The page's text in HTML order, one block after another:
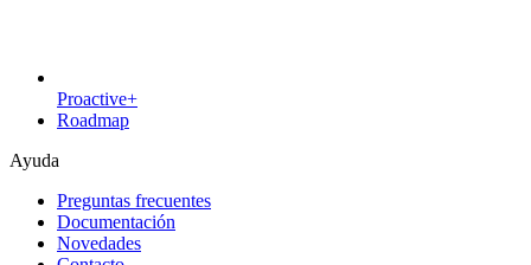
Proactive+
Roadmap
Ayuda
Preguntas frecuentes
Documentación
Novedades